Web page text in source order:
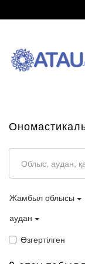
Жамбыл облысы
аудан
Өзгертілген